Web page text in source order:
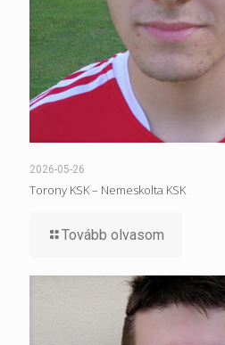
2026-05-26
Torony KSK – Nemeskolta KSK
Tovább olvasom